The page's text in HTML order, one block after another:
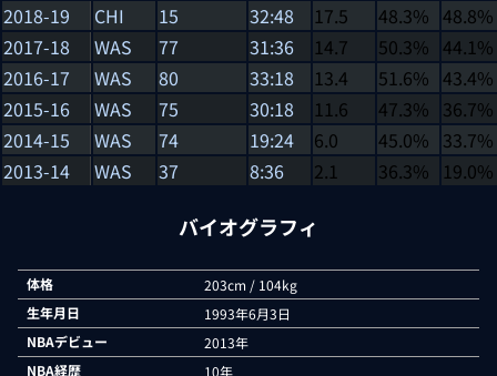
2018-19
CHI 15 32:48 17.5 48.3% 48.8%
2017-18
WAS 77 31:36 14.7 50.3% 44.1%
2016-17
WAS 80 33:18 13.4 51.6% 43.4%
2015-16
WAS 75 30:18 11.6 47.3% 36.7%
2014-15
WAS 74 19:24 6.0 45.0% 33.7%
2013-14
WAS 37 8:36 2.1 36.3% 19.0%
バイオグラフィ
体格
203cm / 104kg
生年月日
1993年6月3日
NBAデビュー
2013年
NBA経歴
10年